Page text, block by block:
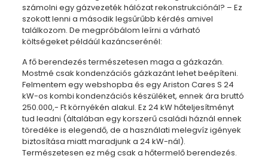
számolni egy gázvezeték hálózat rekonstrukciónál? – Ez
szokott lenni a második legsűrűbb kérdés amivel
találkozom. De megpróbálom leírni a várható
költségeket példáúl kazáncserénél:
A fő berendezés természetesen maga a gázkazán.
Mostmé csak kondenzációs gázkazánt lehet beépíteni.
Felmentem egy webshopba és egy Ariston Cares S 24
kW-os kombi kondenzációs készüléket, ennek ára bruttó
250.000,- Ft környékén alakul. Ez 24 kW hőteljesítményt
tud leadni (általában egy korszerű családi háznál ennek
töredéke is elegendő, de a használati melegvíz igények
biztosítása miatt maradjunk a 24 kW-nál).
Természetesen ez még csak a hőtermelő berendezés.